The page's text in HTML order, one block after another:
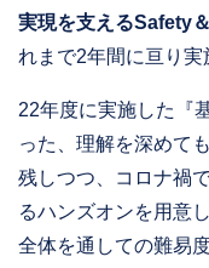
実現を支えるSafety
れまで2年間に亘り実
22年度に実施した『
った、理解を深めて
残しつつ、コロナ禍
るハンズオンを用意
全体を通しての難易